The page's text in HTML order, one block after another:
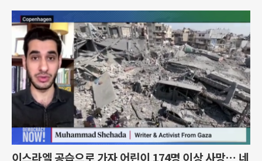
이스라엘 공습으로 가자 어린이 174명 이상 사망… 네